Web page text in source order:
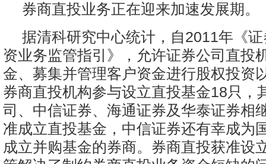
券商直投业务正在迎来加速发展期。
据清科研究中心统计，自2011年《
资业务监管指引》，允许证券公司直投
金、募集并管理客户资金进行股权投资
券商直投机构参与设立直投基金18只，
司、中信证券、海通证券及华泰证券相
准成立直投基金，中信证券还有幸成为
成立并购基金的券商。券商直投获准设